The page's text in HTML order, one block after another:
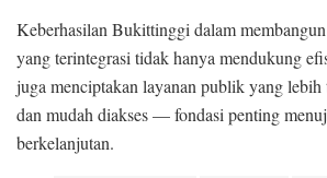
Keberhasilan Bukittinggi dalam
yang terintegrasi tidak hanya mendukung
juga menciptakan layanan publik yang lebih
dan mudah diakses — fondasi penting
berkelanjutan.